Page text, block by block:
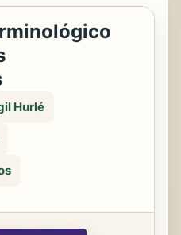
Hurlé